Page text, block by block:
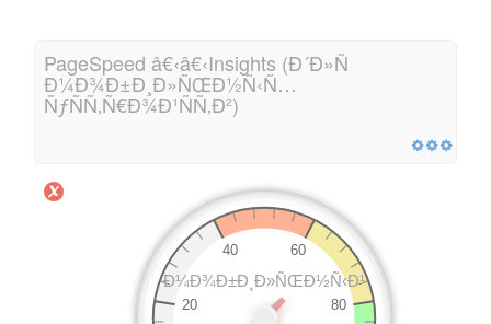
PageSpeed â€‹â€‹Insights (Ð´Ð»Ñ
Ð¼Ð¾Ð±Ð¸Ð»ÑŒÐ½Ñ‹Ñ…
ÑƒÑÑ‚Ñ€Ð¾Ð¹ÑÑ‚Ð²)